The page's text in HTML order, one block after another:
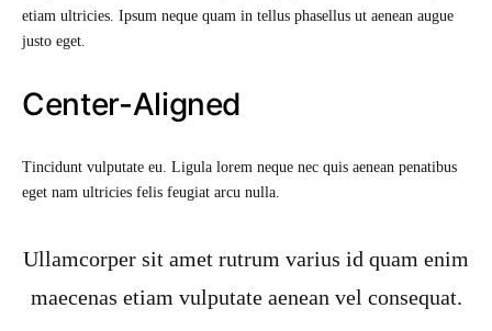
etiam ultricies. Ipsum neque quam in tellus phasellus ut aenean augue
justo eget.
Center-Aligned
Tincidunt vulputate eu. Ligula lorem neque nec quis aenean penatibus
eget nam ultricies felis feugiat arcu nulla.
Ullamcorper sit amet rutrum varius id quam enim
maecenas etiam vulputate aenean vel consequat.